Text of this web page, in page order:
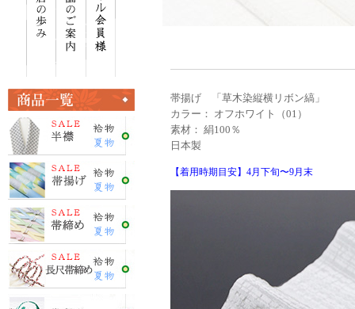
帯揚げ 「草木染縦横リボン縞」
カラー： オフホワイト（01）
素材： 絹100％
日本製
【着用時期目安】4月下旬〜9月末